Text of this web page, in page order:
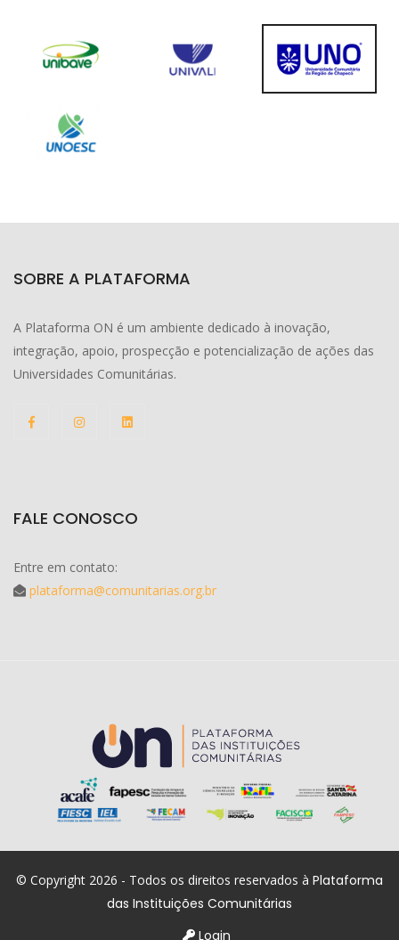
SOBRE A PLATAFORMA
A Plataforma ON é um ambiente dedicado à inovação,
integração, apoio, prospecção e potencialização de ações das
Universidades Comunitárias.
FALE CONOSCO
Entre em contato:
plataforma@comunitarias.org.br
© Copyright 2026 - Todos os direitos reservados à Plataforma
das Instituições Comunitárias
Login